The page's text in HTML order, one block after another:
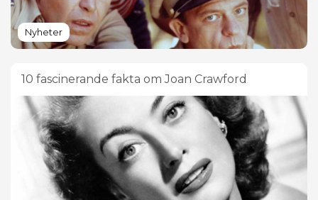
Nyheter
10 fascinerande fakta om Joan Crawford